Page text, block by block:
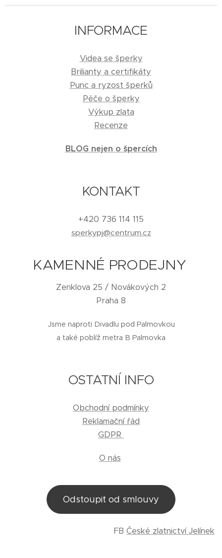
INFORMACE
Videa se šperky
Brilianty a certifikáty
Punc a ryzost šperků
Péče o šperky
Výkup zlata
Recenze
BLOG nejen o špercích
KONTAKT
+420 736 114 115
sperkypj@centrum.cz
KAMENNÉ PRODEJNY
Zenklova 25 / Novákových 2
Praha 8
Jsme naproti Divadlu pod Palmovkou
a také poblíž metra B Palmovka
OSTATNÍ INFO
Obchodní podmínky
Reklamační řád
GDPR
O nás
Odstoupit od smlouvy
FB České zlatnictví Jelínek